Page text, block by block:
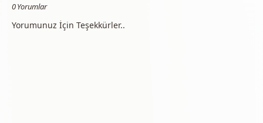
0 Yorumlar
Yorumunuz İçin Teşekkürler..